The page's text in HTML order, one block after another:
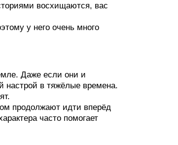
восхищаются, вас
у него очень много
Даже если они и
настрой в тяжёлые времена.
продолжают идти вперёд
часто помогает